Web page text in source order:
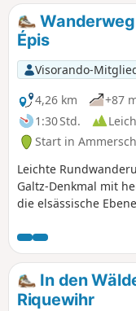
Wanderweg
Épis
Visorando-
4,26 km
+87
1:30 Std.
Start in
Leichte
Galtz-Denkmal mit
die elsässische
die Schweizer und
In den
Riquewihr